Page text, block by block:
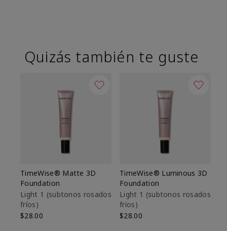
Quizás también te guste
TimeWise® Matte 3D
Foundation
Light 1​ (subtonos rosados
fríos)
$28.00
TimeWise® Luminous 3D
Foundation
Light 1​ (subtonos rosados
fríos)
$28.00